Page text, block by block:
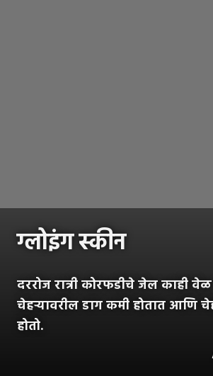
ग्लोइंग स्कीन
दररोज रात्री कोरफडीचे जेल काही
चेहऱ्यावरील डाग कमी होतात आणि
होतो.